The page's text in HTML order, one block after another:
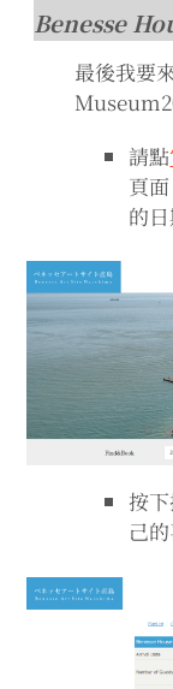
Benesse
最後我要
請點
頁
的日
按
己